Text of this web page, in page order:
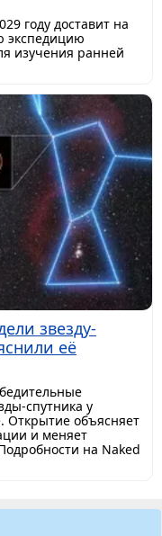
году доставит на
экспедицию
изучения ранней
звезду-
её
спутника у
Открытие объясняет
и меняет
на Naked